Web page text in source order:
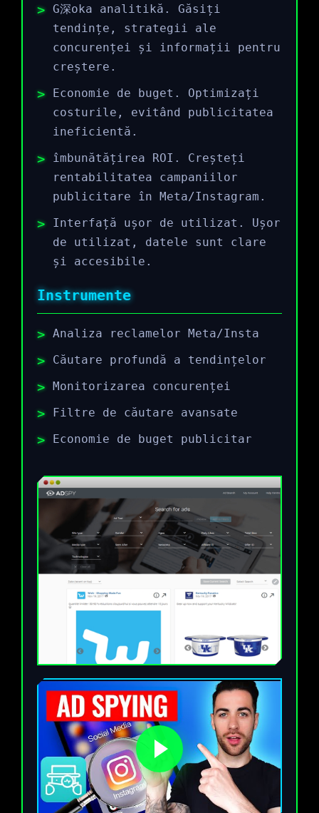
G深oka analitikă. Găsiți
tendințe, strategii ale
concurenței și informații pentru
creștere.
Economie de buget. Optimizați
costurile, evitând publicitatea
ineficientă.
îmbunătățirea ROI. Creșteți
rentabilitatea campaniilor
publicitare în Meta/Instagram.
Interfață ușor de utilizat. Ușor
de utilizat, datele sunt clare
și accesibile.
Instrumente
Analiza reclamelor Meta/Insta
Căutare profundă a tendințelor
Monitorizarea concurenței
Filtre de căutare avansate
Economie de buget publicitar